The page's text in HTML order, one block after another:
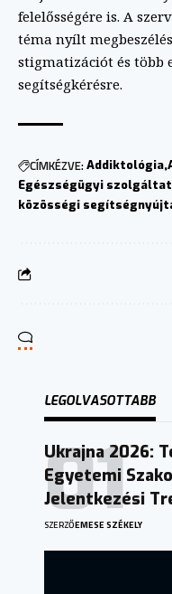
felelősségére is. A
téma nyílt
stigmatizációt és több
segítségkérésre.
CÍMKÉZVE:Addiktológia
Egészségügyi
közösségi
LEGOLVASOTTABB
Ukrajna 2026:
Egyetemi
Jelentkezési
SZERZŐEMESE SZÉKELY